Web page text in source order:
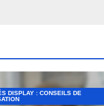
DISPLAY : CONSEILS DE